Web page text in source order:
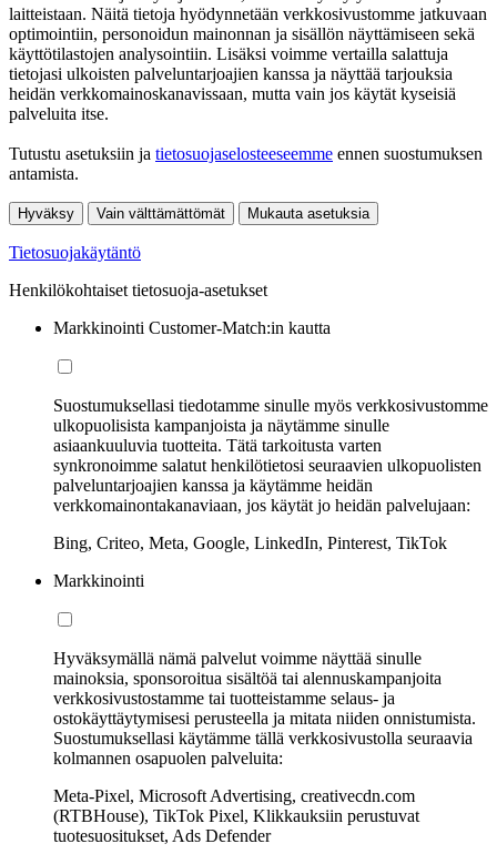
laitteistaan. Näitä tietoja hyödynnetään verkkosivustomme jatkuvaan
optimointiin, personoidun mainonnan ja sisällön näyttämiseen sekä
käyttötilastojen analysointiin. Lisäksi voimme vertailla salattuja
tietojasi ulkoisten palveluntarjoajien kanssa ja näyttää tarjouksia
heidän verkkomainoskanavissaan, mutta vain jos käytät kyseisiä
palveluita itse.
Tutustu asetuksiin ja tietosuojaselosteeseemme ennen suostumuksen
antamista.
Hyväksy Vain välttämättömät Mukauta asetuksia
Tietosuojakäytäntö
Henkilökohtaiset tietosuoja-asetukset
Markkinointi Customer-Match:in kautta
Suostumuksellasi tiedotamme sinulle myös verkkosivustomme
ulkopuolisista kampanjoista ja näytämme sinulle
asiaankuuluvia tuotteita. Tätä tarkoitusta varten
synkronoimme salatut henkilötietosi seuraavien ulkopuolisten
palveluntarjoajien kanssa ja käytämme heidän
verkkomainontakanaviaan, jos käytät jo heidän palvelujaan:
Bing, Criteo, Meta, Google, LinkedIn, Pinterest, TikTok
Markkinointi
Hyväksymällä nämä palvelut voimme näyttää sinulle
mainoksia, sponsoroitua sisältöä tai alennuskampanjoita
verkkosivustostamme tai tuotteistamme selaus- ja
ostokäyttäytymisesi perusteella ja mitata niiden onnistumista.
Suostumuksellasi käytämme tällä verkkosivustolla seuraavia
kolmannen osapuolen palveluita:
Meta-Pixel, Microsoft Advertising, creativecdn.com
(RTBHouse), TikTok Pixel, Klikkauksiin perustuvat
tuotesuositukset, Ads Defender